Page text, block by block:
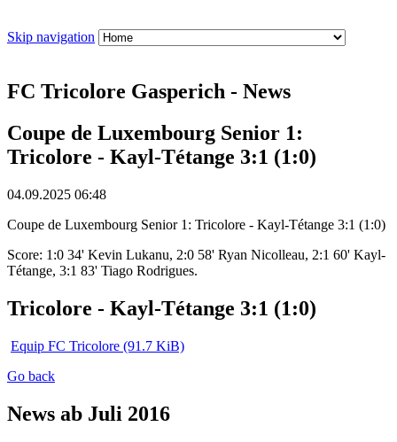
Skip navigation
FC Tricolore Gasperich - News
Coupe de Luxembourg Senior 1:
Tricolore - Kayl-Tétange 3:1 (1:0)
04.09.2025 06:48
Coupe de Luxembourg Senior 1: Tricolore - Kayl-Tétange 3:1 (1:0)
Score: 1:0 34' Kevin Lukanu, 2:0 58' Ryan Nicolleau, 2:1 60' Kayl-
Tétange, 3:1 83' Tiago Rodrigues.
Tricolore - Kayl-Tétange 3:1 (1:0)
Equip FC Tricolore (91.7 KiB)
Go back
News ab Juli 2016